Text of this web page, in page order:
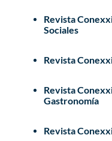
Revista
Sociales
Revista
Revista
Gastronomía
Revista